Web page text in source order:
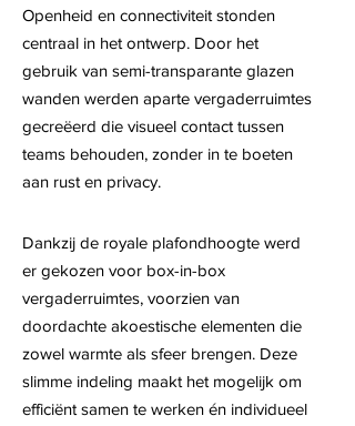
Openheid en connectiviteit stonden
centraal in het ontwerp. Door het
gebruik van semi-transparante glazen
wanden werden aparte vergaderruimtes
gecreëerd die visueel contact tussen
teams behouden, zonder in te boeten
aan rust en privacy.
Dankzij de royale plafondhoogte werd
er gekozen voor box-in-box
vergaderruimtes, voorzien van
doordachte akoestische elementen die
zowel warmte als sfeer brengen. Deze
slimme indeling maakt het mogelijk om
efficiënt samen te werken én individueel